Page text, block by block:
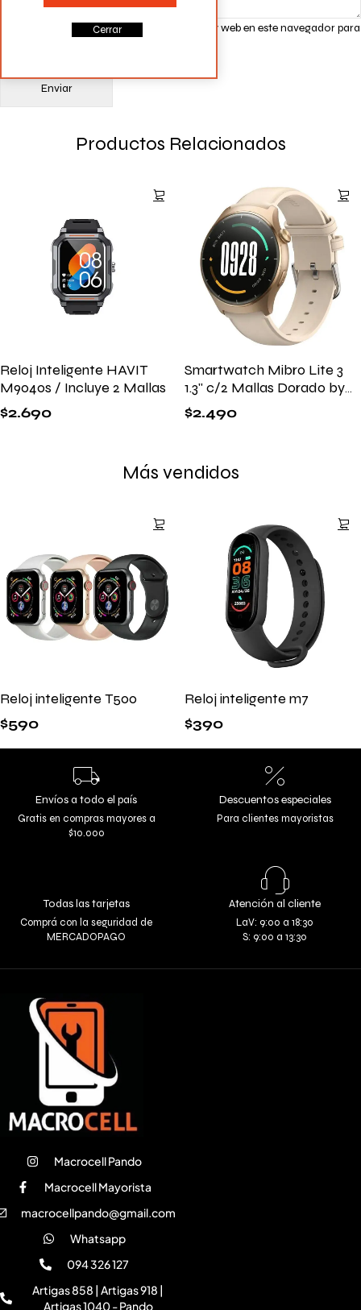
Guarda mi nombre, correo electrónico y web en este navegador para
Productos Relacionados
Reloj Inteligente HAVIT
M9040s / Incluye 2 Mallas
$2.690
Smartwatch Mibro Lite 3
1.3" c/2 Mallas Dorado by
Xiaomi
$2.490
Más vendidos
Reloj inteligente T500
$590
Reloj inteligente m7
$390
Envíos a todo el país
Gratis en compras mayores a
$10.000
Descuentos especiales
Para clientes mayoristas
Todas las tarjetas
Comprá con la seguridad de
MERCADOPAGO
Atención al cliente
LaV: 9:00 a 18:30
S: 9:00 a 13:30
Macrocell Pando
Macrocell Mayorista
macrocellpando@gmail.com
Whatsapp
094 326 127
Artigas 858 | Artigas 918 |
Artigas 1040 - Pando
Cerrar